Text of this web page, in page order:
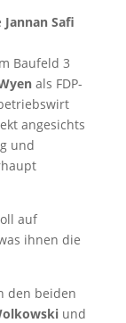
Jannan Safi
Baufeld 3
als FDP-
angesichts
und
auf
ihnen die
den beiden
und